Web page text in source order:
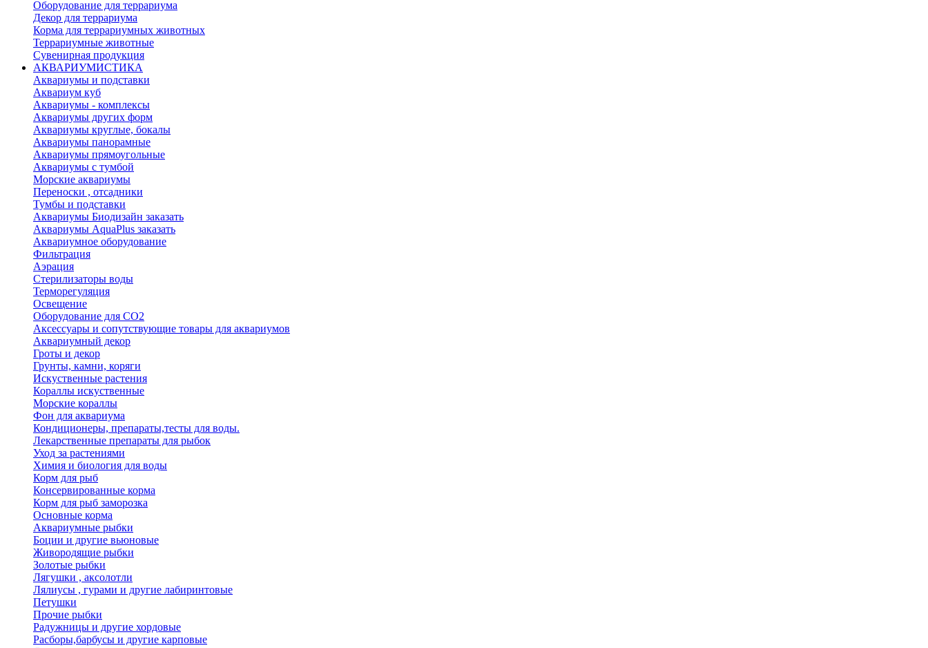
Оборудование для террариума
Декор для террариума
Корма для террариумных животных
Террариумные животные
Сувенирная продукция
АКВАРИУМИСТИКА
Аквариумы и подставки
Аквариум куб
Аквариумы - комплексы
Аквариумы других форм
Аквариумы круглые, бокалы
Аквариумы панорамные
Аквариумы прямоугольные
Аквариумы с тумбой
Морские аквариумы
Переноски , отсадники
Тумбы и подставки
Аквариумы Биодизайн заказать
Аквариумы AquaPlus заказать
Аквариумное оборудование
Фильтрация
Аэрация
Стерилизаторы воды
Терморегуляция
Освещение
Оборудование для CO2
Аксессуары и сопутствующие товары для аквариумов
Аквариумный декор
Гроты и декор
Грунты, камни, коряги
Искуственные растения
Кораллы искуственные
Морские кораллы
Фон для аквариума
Кондиционеры, препараты,тесты для воды.
Лекарственные препараты для рыбок
Уход за растениями
Химия и биология для воды
Корм для рыб
Консервированные корма
Корм для рыб заморозка
Основные корма
Аквариумные рыбки
Боции и другие вьюновые
Живородящие рыбки
Золотые рыбки
Лягушки , аксолотли
Лялиусы , гурами и другие лабиринтовые
Петушки
Прочие рыбки
Радужницы и другие хордовые
Расборы,барбусы и другие карповые